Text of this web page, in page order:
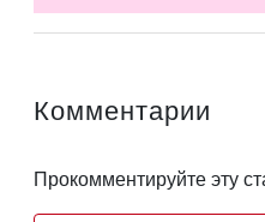
Комментарии
Прокомментируйте эту